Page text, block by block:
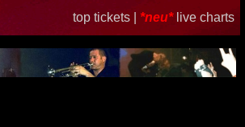
top tickets | *neu* live charts